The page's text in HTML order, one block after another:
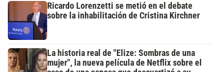
Ricardo Lorenzetti se metió en el debate
sobre la inhabilitación de Cristina Kirchner
La historia real de "Elize: Sombras de una
mujer", la nueva película de Netflix sobre el